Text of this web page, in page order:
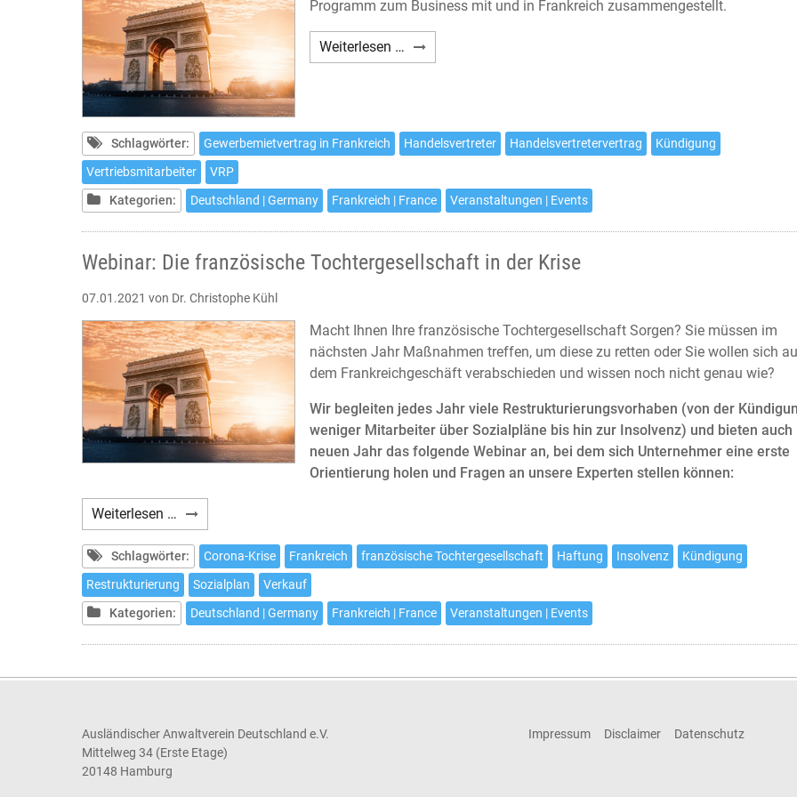
Programm zum Business mit und in Frankreich zusammengestellt.
Weiterlesen … Webinar-
Programm
Schlagwörter: Gewerbemietvertrag in Frankreich Handelsvertreter Handelsvertretervertrag
Kündigung
Vertriebsmitarbeiter
VRP
Kategorien:
Deutschland | Germany Frankreich | France Veranstaltungen | Events
Webinar: Die französische Tochtergesellschaft in der Krise
07.01.2021 von Dr. Christophe Kühl
Macht Ihnen Ihre französische Tochtergesellschaft Sorgen? Sie müssen im
nächsten Jahr Maßnahmen treffen, um diese zu retten oder Sie wollen sich
dem Frankreichgeschäft verabschieden und wissen noch nicht genau wie?
Wir begleiten jedes Jahr viele Restrukturierungsvorhaben (von der
weniger Mitarbeiter über Sozialpläne bis hin zur Insolvenz) und bieten auch
neuen Jahr das folgende Webinar an, bei dem sich Unternehmer eine erste
Orientierung holen und Fragen an unsere Experten stellen können:
Weiterlesen … Webinar:
Die
französische
Tochtergesellschaft
in
der
Krise
Schlagwörter: Corona-Krise Frankreich französische Tochtergesellschaft Haftung Insolvenz
Kündigung
Restrukturierung
Sozialplan
Verkauf
Kategorien:
Deutschland | Germany Frankreich | France Veranstaltungen | Events
Ausländischer Anwaltverein Deutschland e.V.
Mittelweg 34 (Erste Etage)
20148 Hamburg
Impressum Disclaimer Datenschutz